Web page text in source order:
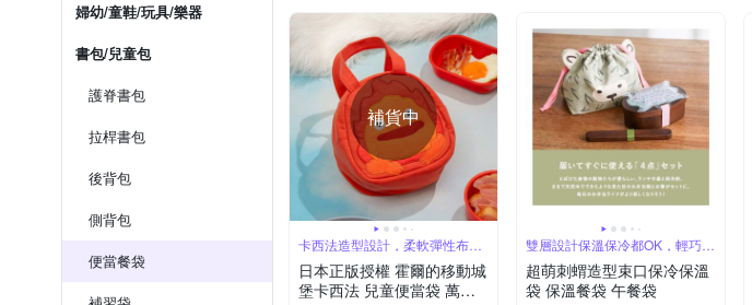
婦幼/童鞋/玩具/樂器
書包/兒童包
護脊書包
拉桿書包
後背包
側背包
便當餐袋
補貨中
卡西法造型設計，柔軟彈性布
料，拉鍊設計
日本正版授權 霍爾的移動城
堡卡西法 兒童便當袋 萬用
雙層設計保溫保冷都OK，輕巧好
提
超萌刺蝟造型束口保冷保溫
袋 保溫餐袋 午餐袋